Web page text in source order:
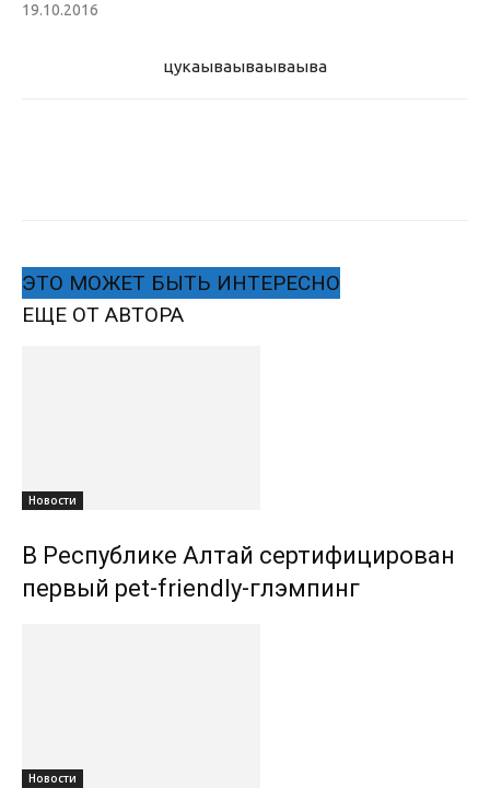
19.10.2016
цукаываываываыва
ЭТО МОЖЕТ БЫТЬ ИНТЕРЕСНО
ЕЩЕ ОТ АВТОРА
Новости
В Республике Алтай сертифицирован
первый pet-friendly-глэмпинг
Новости